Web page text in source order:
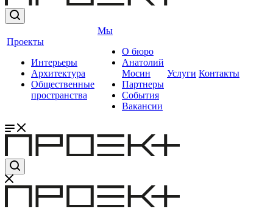
Проекты
Интерьеры
Архитектура
Общественные
пространства
Мы
О бюро
Анатолий
Мосин
Партнеры
События
Вакансии
Услуги Контакты